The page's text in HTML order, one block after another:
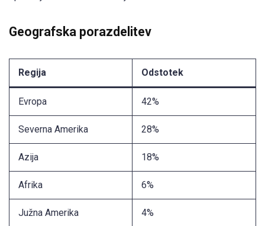
Geografska porazdelitev
Regija Odstotek
Evropa 42%
Severna Amerika 28%
Azija 18%
Afrika 6%
Južna Amerika 4%